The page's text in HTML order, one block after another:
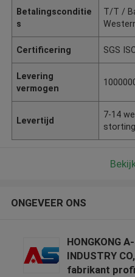
Betalingsconditie
s
T/T /
Certificering SGS
Levering
vermogen
Levertijd
7-14
storting
ONGEVEER ONS
HONGKONG
INDUSTRY
fabrikant